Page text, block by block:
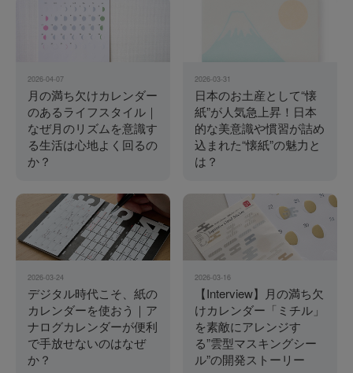
2026-04-07
月の満ち欠けカレンダー
のあるライフスタイル｜
なぜ月のリズムを意識す
る生活は心地よく回るの
か？
2026-03-31
日本のお土産として“懐
紙”が人気急上昇！日本
的な美意識や慣習が詰め
込まれた“懐紙”の魅力と
は？
2026-03-24
デジタル時代こそ、紙の
カレンダーを使おう｜ア
ナログカレンダーが便利
で手放せないのはなぜ
か？
2026-03-16
【Interview】月の満ち欠
けカレンダー「ミチル」
を素敵にアレンジす
る”雲型マスキングシー
ル”の開発ストーリー